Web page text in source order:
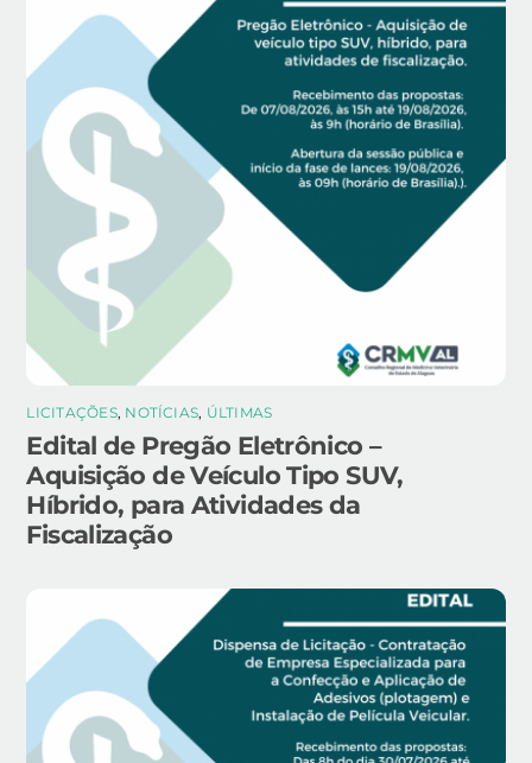
LICITAÇÕES, NOTÍCIAS, ÚLTIMAS
Edital de Pregão Eletrônico –
Aquisição de Veículo Tipo SUV,
Híbrido, para Atividades da
Fiscalização